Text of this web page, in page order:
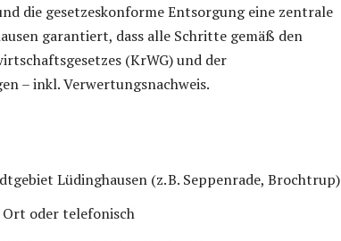
die gesetzeskonforme Entsorgung eine zentrale
garantiert, dass alle Schritte gemäß den
(KrWG) und der
– inkl. Verwertungsnachweis.
Lüdinghausen (z. B. Seppenrade, Brochtrup)
oder telefonisch